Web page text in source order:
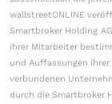
wallstreetONLINE
Smartbroker Holding
ihrer Mitarbeiter
und Auffassungen ihrer
verbundenen
durch die Smartbroker